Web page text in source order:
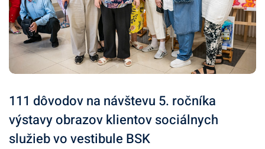
111 dôvodov na návštevu 5. ročníka
výstavy obrazov klientov sociálnych
služieb vo vestibule BSK